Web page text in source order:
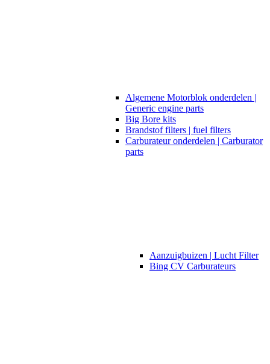
Algemene Motorblok onderdelen |
Generic engine parts
Big Bore kits
Brandstof filters | fuel filters
Carburateur onderdelen | Carburator
parts
Aanzuigbuizen | Lucht Filter
Bing CV Carburateurs